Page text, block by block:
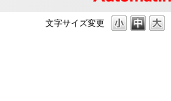
文字サイズ変更